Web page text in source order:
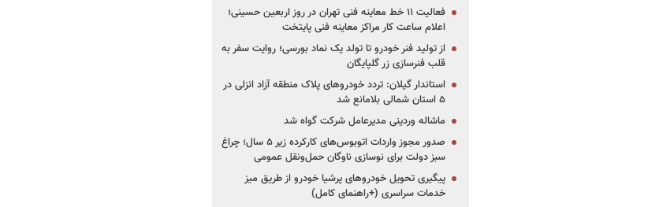
فعالیت ۱۱ خط معاینه فنی تهران در روز اربعین حسینی؛
اعلام ساعت کار مراکز معاینه فنی پایتخت
از تولید فنر خودرو تا تولد یک نماد بورسی؛ روایت سفر به
قلب فنرسازی زر گلپایگان
استاندار گیلان: تردد خودروهای پلاک منطقه آزاد انزلی در
۵ استان شمالی بلامانع شد
ماشاله وردینی مدیرعامل شرکت گواه شد
صدور مجوز واردات اتوبوس‌های کارکرده زیر ۵ سال؛ چراغ
سبز دولت برای نوسازی ناوگان حمل‌ونقل عمومی
پیگیری تحویل خودروهای پرشیا خودرو از طریق میز
خدمات سراسری (+راهنمای کامل)